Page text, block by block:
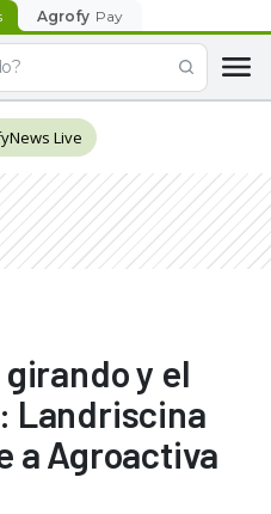
Agrofy Pay
Live
y el
Landriscina
a Agroactiva